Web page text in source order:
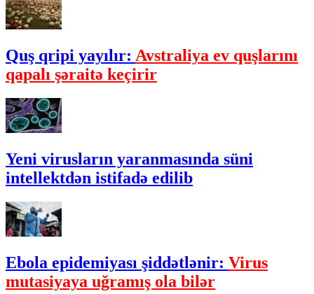
Quş qripi yayılır: Avstraliya ev quşlarını
qapalı şəraitə keçirir
Yeni virusların yaranmasında süni
intellektdən istifadə edilib
Ebola epidemiyası şiddətlənir: Virus
mutasiyaya uğramış ola bilər